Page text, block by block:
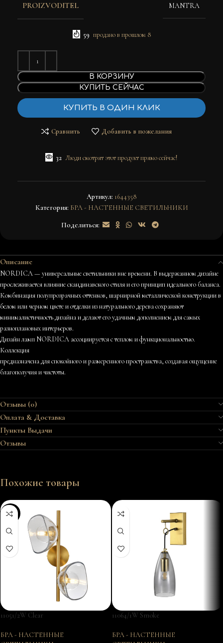
PROIZVODITEL MANTRA
59 продано в прошлом 8
В КОРЗИНУ
КУПИТЬ СЕЙЧАС
КУПИТЬ В ОДИН КЛИК
Сравнить Добавить в пожелания
32 Люди смотрят этот продукт прямо сейчас!
Артикул: 1644358
Категория: БРА - НАСТЕННЫЕ СВЕТИЛЬНИКИ
Поделиться:
Описание
NORDICA — универсальные светильники вне времени. В выдержанном дизайне
прослеживается влияние скандинавского стиля и его принцип идеального баланса.
Комбинация полупрозрачных оттенков, шарнирной металлической конструкции в
белом или черном цвете и отделки из натурального дерева сохраняют
минималистичность дизайна и делают его удачным дополнением для самых
разноплановых интерьеров.
Дизайн ламп NORDICA ассоциируется с теплом и функциональностью.
Коллекция
предназначена для спокойного и размеренного пространства, создавая ощущение
благополучия и чистоты.
Отзывы (0)
Оплата & Доставка
Пункты Выдачи
Отзывы
Похожие товары
-52%
11051/2W Clear
БРА - НАСТЕННЫЕ
11064/1W Smoke
БРА - НАСТЕННЫЕ